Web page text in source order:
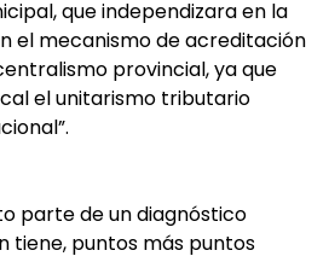
que independizara en la
el mecanismo de acreditación
provincial, ya que
el unitarismo tributario
parte de un diagnóstico
tiene, puntos más puntos